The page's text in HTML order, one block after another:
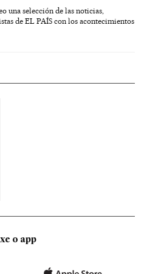
una selección de las noticias,
de EL PAÍS con los acontecimientos
o app